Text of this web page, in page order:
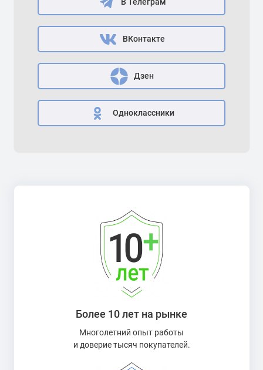
В Телеграм
ВКонтакте
Дзен
Одноклассники
Более 10 лет на рынке
Многолетний опыт работы
и доверие тысяч покупателей.